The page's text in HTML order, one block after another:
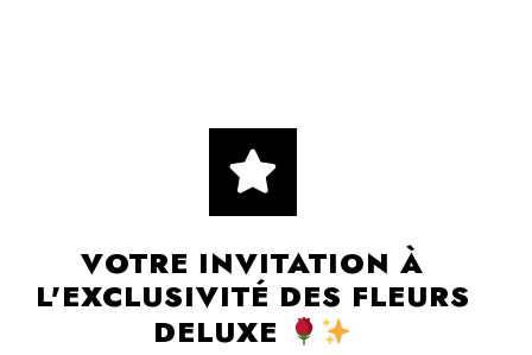
VOTRE INVITATION À
L'EXCLUSIVITÉ DES FLEURS
DELUXE